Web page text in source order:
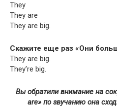
They
They are
They are big.
Скажите еще раз «Они
They are big.
They’re big.
Вы обратили внимание на
are» по звучанию она